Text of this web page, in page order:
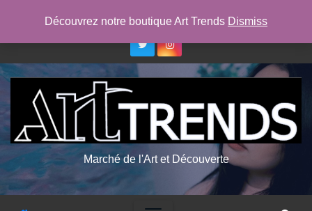
ven. Août 7th, 2026 4:11:01 AM
Marché de l'Art et Découverte
Découvrez notre boutique Art Trends Dismiss